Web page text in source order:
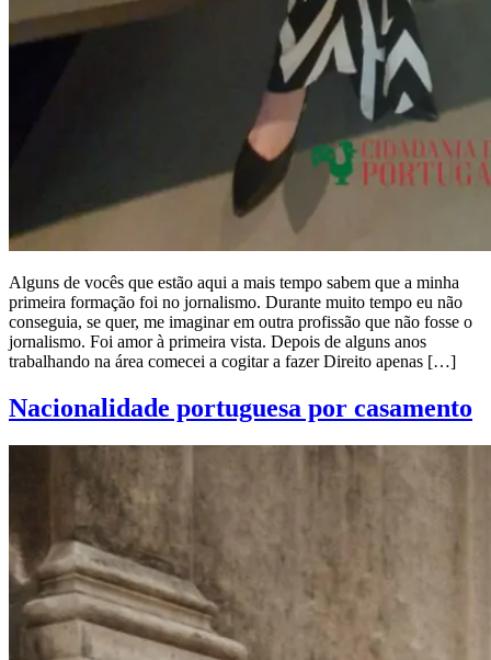
Alguns de vocês que estão aqui a mais tempo sabem que a minha
primeira formação foi no jornalismo. Durante muito tempo eu não
conseguia, se quer, me imaginar em outra profissão que não fosse o
jornalismo. Foi amor à primeira vista. Depois de alguns anos
trabalhando na área comecei a cogitar a fazer Direito apenas […]
Nacionalidade portuguesa por casamento